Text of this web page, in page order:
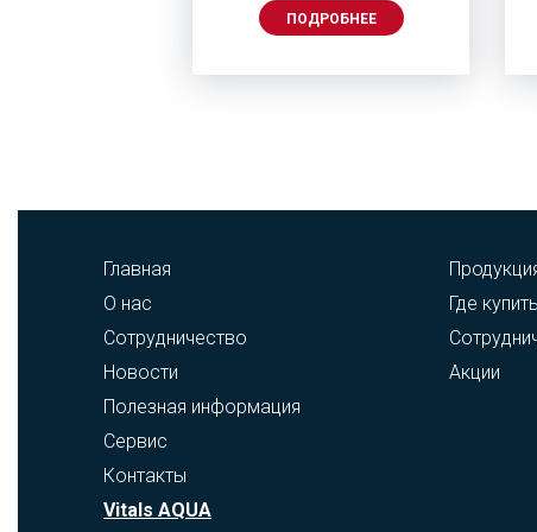
ПОДРОБНЕЕ
Главная
О нас
Сотрудничество
Новости
Полезная информация
Сервис
Контакты
Vitals AQUA
Где купить
Акции